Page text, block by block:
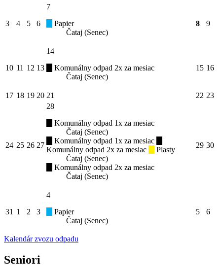
3 4 5 6
7
Papier
Čataj (Senec)
8 9
10 11 12 13
14
Komunálny odpad 2x za mesiac
Čataj (Senec)
15 16
17 18 19 20 21 22 23
24 25 26 27
28
Komunálny odpad 1x za mesiac
Čataj (Senec)
Komunálny odpad 1x za mesiac
Komunálny odpad 2x za mesiac
Plasty
Čataj (Senec)
Komunálny odpad 2x za mesiac
Čataj (Senec)
29 30
31 1 2 3
4
Papier
Čataj (Senec)
5 6
Kalendár zvozu odpadu
Seniori